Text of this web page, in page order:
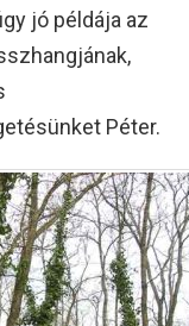
jó példája az
Péter.